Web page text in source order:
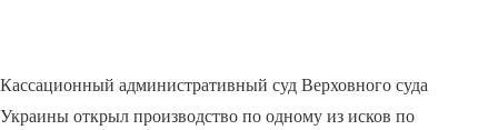
Кассационный административный суд Верховного суда
Украины открыл производство по одному из исков по